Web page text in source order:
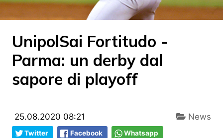
UnipolSai Fortitudo -
Parma: un derby dal
sapore di playoff
25.08.2020 08:21 News
Twitter Facebook Whatsapp